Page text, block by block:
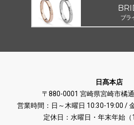
ブラ
日髙本店
〒880-0001 宮崎県宮崎市橘
営業時間：日～木曜日 10:30-19:00 /
定休日：水曜日・年末年始（